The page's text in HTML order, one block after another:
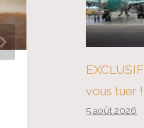
Meruse
Trump
vous tuer !
5 août 2026